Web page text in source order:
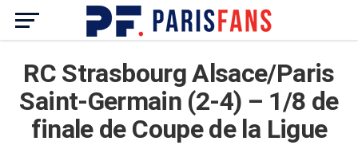
RC Strasbourg Alsace/Paris
Saint-Germain (2-4) – 1/8 de
finale de Coupe de la Ligue